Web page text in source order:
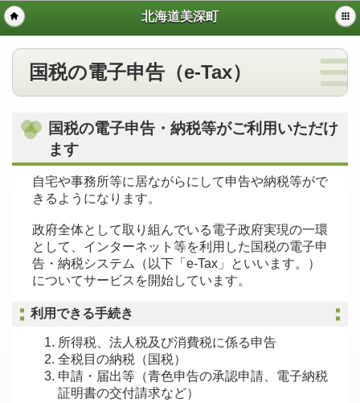
北海道美深町
国税の電子申告（e-Tax）
国税の電子申告・納税等がご利用いただけ
ます
自宅や事務所等に居ながらにして申告や納税等がで
きるようになります。
政府全体として取り組んでいる電子政府実現の一環
として、インターネット等を利用した国税の電子申
告・納税システム（以下「e-Tax」といいます。）
についてサービスを開始しています。
利用できる手続き
所得税、法人税及び消費税に係る申告
全税目の納税（国税）
申請・届出等（青色申告の承認申請、電子納税
証明書の交付請求など）